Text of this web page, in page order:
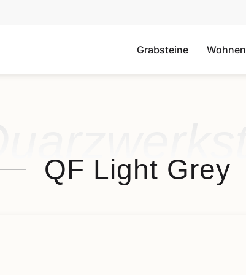
Grabsteine Wohnen
QF Light Grey